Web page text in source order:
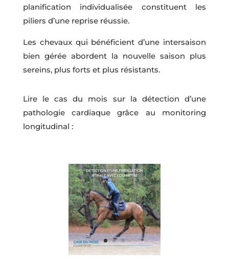
planification individualisée constituent les
piliers d’une reprise réussie.
Les chevaux qui bénéficient d’une intersaison
bien gérée abordent la nouvelle saison plus
sereins, plus forts et plus résistants.
Lire le cas du mois sur la détection d’une
pathologie cardiaque grâce au monitoring
longitudinal :